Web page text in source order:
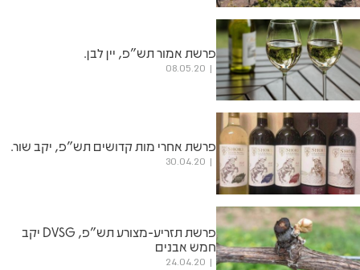
פרשת אמור תש"פ, יין לבן.
08.05.20
פרשת אחרי מות קדושים תש"פ, יקב שור.
30.04.20
פרשת תזריע-מצורע תש"פ, DVSG יקב
חמש אבנים
24.04.20